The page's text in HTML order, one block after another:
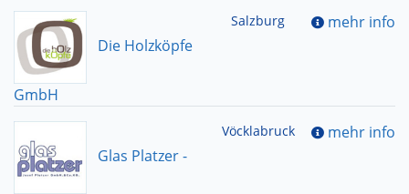
Die Holzköpfe
GmbH
Salzburg mehr info
Glas Platzer -
Vöcklabruck mehr info